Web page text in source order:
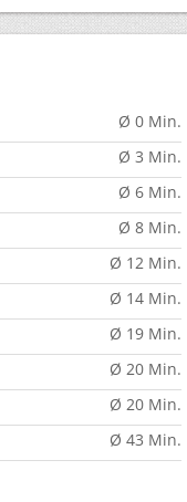
Ø 0 Min.
Ø 3 Min.
Ø 6 Min.
Ø 8 Min.
Ø 12 Min.
Ø 14 Min.
Ø 19 Min.
Ø 20 Min.
Ø 20 Min.
Ø 43 Min.